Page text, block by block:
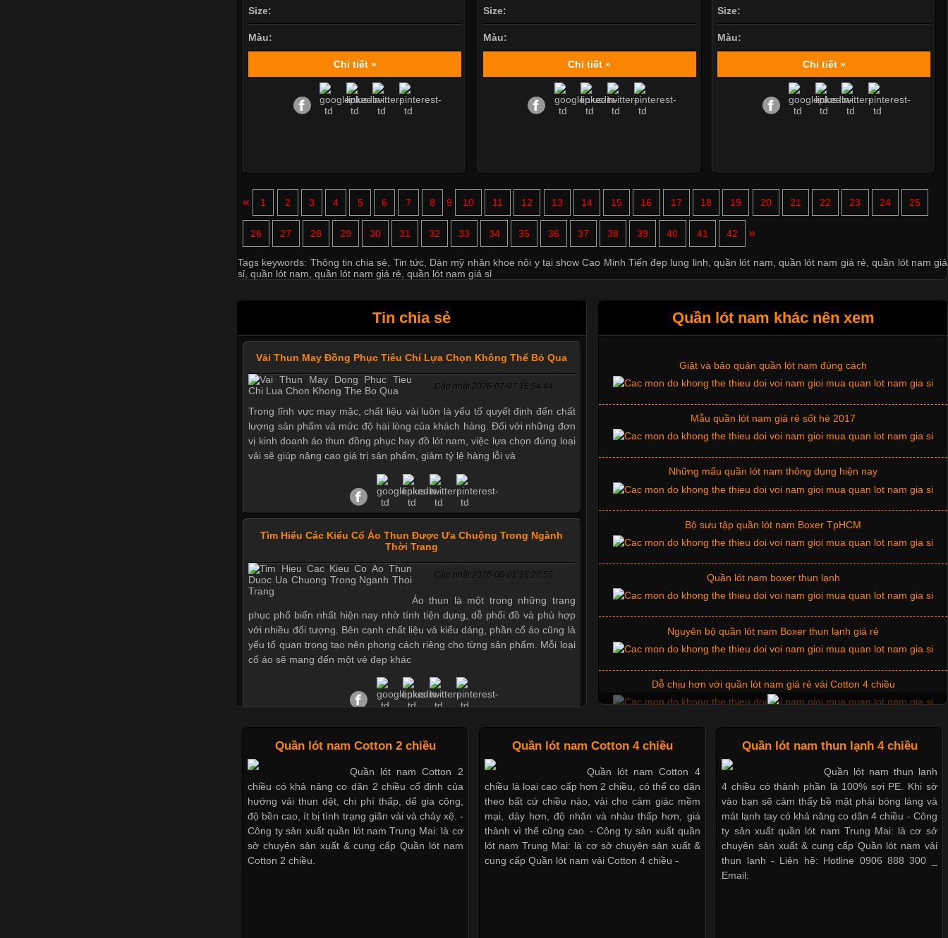
Size:
Màu:
Chi tiết »
Size:
Màu:
Chi tiết »
Size:
Màu:
Chi tiết »
« 1 2 3 4 5 6 7 8 9 10 11 12 13 14 15 16 17 18 19 20 21 22 23 24 25
26 27 28 29 30 31 32 33 34 35 36 37 38 39 40 41 42 »
Tags keywords: Thông tin chia sẻ Tin tức, Dàn mỹ nhân khoe nội y tại show Cao Minh Tiến đẹp lung linh ,quần lót nam quần lót nam giá rẻ ,quần lót nam giá
sỉ quần lót nam quần lót nam giá rẻ quần lót nam giá sỉ
Tin chia sẻ
Vải Thun May Đồng Phục Tiêu Chí Lựa Chọn Không Thể Bỏ Qua
Cập nhật 2026-07-07 15:54:44
Trong lĩnh vực may mặc, chất liệu vải luôn là yếu tố quyết định đến chất
lượng sản phẩm và mức độ hài lòng của khách hàng. Đối với những đơn
vị kinh doanh áo thun đồng phục hay đồ lót nam, việc lựa chọn đúng loại
vải sẽ giúp nâng cao giá trị sản phẩm, giảm tỷ lệ hàng lỗi và
Tìm Hiểu Các Kiểu Cổ Áo Thun Được Ưa Chuộng Trong Ngành
Thời Trang
Cập nhật 2026-06-01 16:20:50
Áo thun là một trong những trang
phục phổ biến nhất hiện nay nhờ tính tiện dụng, dễ phối đồ và phù hợp
với nhiều đối tượng. Bên cạnh chất liệu và kiểu dáng, phần cổ áo cũng là
yếu tố quan trọng tạo nên phong cách riêng cho từng sản phẩm. Mỗi loại
cổ áo sẽ mang đến một vẻ đẹp khác
Những Mẫu Áo Thun Đồng Phục Công Ty Được Ưa Chuộng Hiện
Nay
Trong môi trường kinh doanh hiện đại, việc xây dựng hình ảnh chuyên
nghiệp đóng vai trò quan trọng đối với sự phát triển của doanh nghiệp.
Một trong những giải pháp hiệu quả được nhiều đơn vị lựa chọn hiện nay
là sử dụng áo thun đồng phục công ty. Không chỉ giúp tạo sự đồng bộ,
áo thun
Quần lót nam khác nên xem
Mẫu quần short quần lót nam nữ hè thu 2017
Thị hiều quần lót nam bơi lội nam và nữ 2017
Xu hướng thời trang trẻ và quần lót nam giá sỉ
Giặt và bảo quản quần lót nam đúng cách
Mẫu quần lót nam giá rẻ sốt hè 2017
Những mẩu quần lót nam thông dụng hiện nay
Bộ sưu tập quần lót nam Boxer TpHCM
Quần lót nam boxer thun lạnh
Nguyên bộ quần lót nam Boxer thun lạnh giá rẻ
Dễ chịu hơn với quần lót nam giá rẻ vải Cotton 4 chiều
Thị hiều quần lót nam bơi lội nam và nữ 2017
Xu hướng thời trang trẻ và quần lót nam giá sỉ
Quần lót nam Cotton 2 chiều
Quần lót nam Cotton 2
chiều có khả năng co dãn 2 chiều cố định của
hướng vải thun dệt, chi phí thấp, dể gia công,
độ bền cao, ít bị tình trạng giãn vải và chảy xệ. -
Công ty sản xuất quần lót nam Trung Mai: là cơ
sở chuyên sản xuất & cung cấp Quần lót nam
Cotton 2 chiều.
Quần lót nam Cotton 4 chiều
Quần lót nam Cotton 4
chiều là loại cao cấp hơn 2 chiều, có thể co dãn
theo bất cứ chiều nào, vải cho cảm giác mềm
mại, dày hơn, độ nhăn và nhàu thấp hơn, giá
thành vì thế cũng cao. - Công ty sản xuất quần
lót nam Trung Mai: là cơ sở chuyên sản xuất &
cung cấp Quần lót nam vải Cotton 4 chiều -
Quần lót nam thun lạnh 4 chiều
Quần lót nam thun lạnh
4 chiều có thành phần là 100% sợi PE. Khi sờ
vào bạn sẽ cảm thấy bề mặt phải bóng láng và
mát lạnh tay có khả năng co dãn 4 chiều - Công
ty sản xuất quần lót nam Trung Mai: là cơ sở
chuyên sản xuất & cung cấp Quần lót nam vải
thun lạnh - Liên hệ: Hotline 0906 888 300 _
Email: